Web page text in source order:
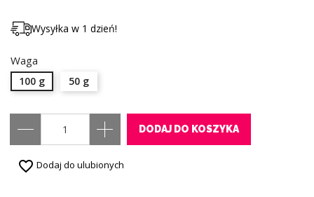
Wysyłka w 1 dzień!
Waga
100 g 50 g
DODAJ DO KOSZYKA
favorite_border Dodaj do ulubionych